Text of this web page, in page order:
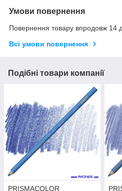
Умови повернення
Повернення товару впродовж 14
Всі умови повернення
Подібні товари компанії
PRISMACOLOR